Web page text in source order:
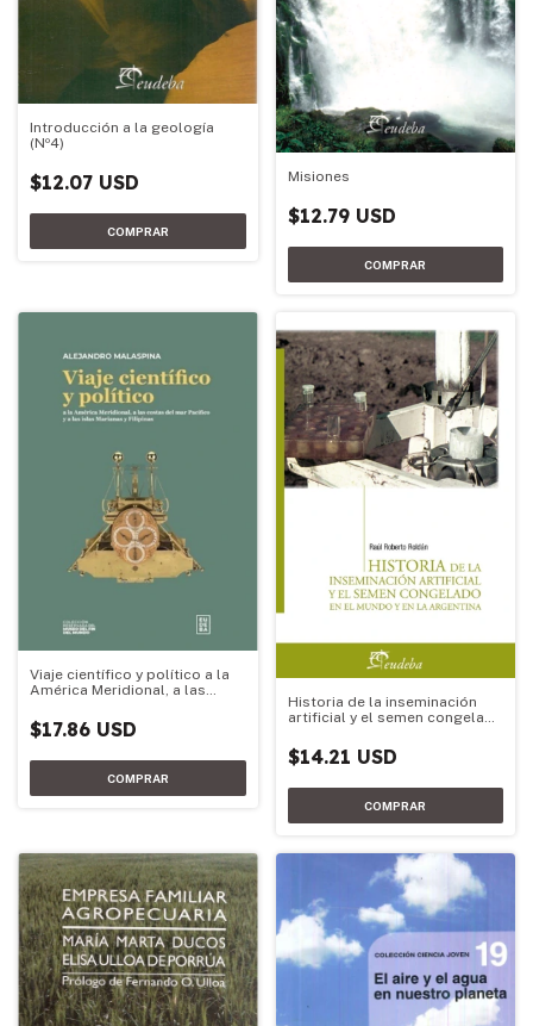
Introducción a la geología
(Nº4)
$12.07 USD Misiones
$12.79 USD
Viaje científico y político a la
América Meridional, a las
islas Mar
$17.86 USD
Historia de la inseminación
artificial y el semen congelado
$14.21 USD